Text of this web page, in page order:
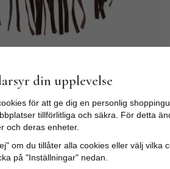
din upplevelse
för att ge dig en personlig
tillförlitliga och säkra. För detta
och deras enheter.
om du tillåter alla cookies eller välj vilka
på "Inställningar" nedan.